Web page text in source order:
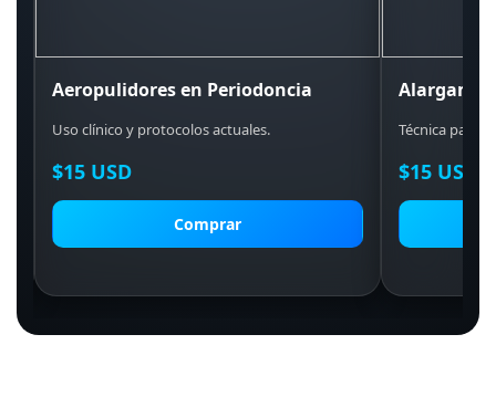
Aeropulidores en Periodoncia
Uso clínico y protocolos actuales.
$15 USD
Comprar
Técnica paso
$15 USD